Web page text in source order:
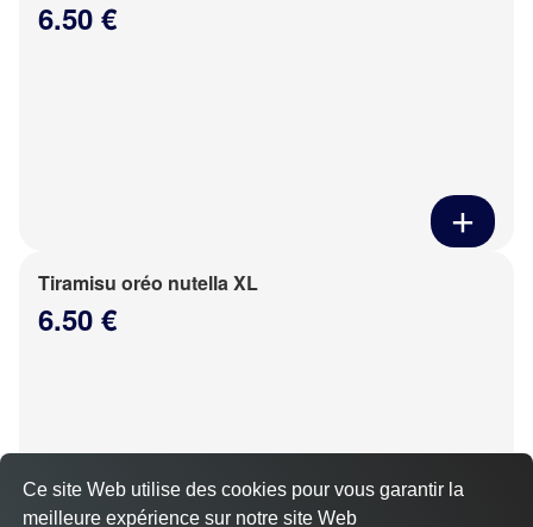
6.50 €
Tiramisu oréo nutella XL
6.50 €
Ce site Web utilise des cookies pour vous garantir la
meilleure expérience sur notre site Web